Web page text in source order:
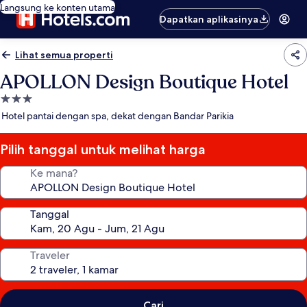
Langsung ke konten utama
Dapatkan aplikasinya
Lihat semua properti
APOLLON Design Boutique Hotel
Properti
bintang
Hotel pantai dengan spa, dekat dengan Bandar Parikia
Pilih tanggal untuk melihat harga
Ke mana?
Tanggal
Traveler